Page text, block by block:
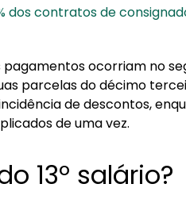
dos contratos de
pagamentos ocorriam no
parcelas do décimo
de descontos,
de uma vez.
13º salário?